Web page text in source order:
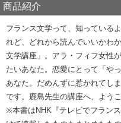
商品紹介
フランス文学って、知っている
れど、どれから読んでいいかわ
文学講座」。アラ・フィフ女性
たいあなた。恋愛にとって「や
あなた。だめんずに惹かれてし
です。鹿島先生の講座へ、ようこ
※本書はNHK『テレビでフラン